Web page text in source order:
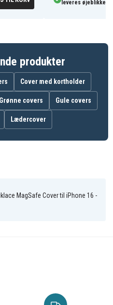
medfølgende
16
leveres
produkter
Cover med kortholder
Grønne covers Gule covers
Lædercover
MagSafe Cover til iPhone 16 -